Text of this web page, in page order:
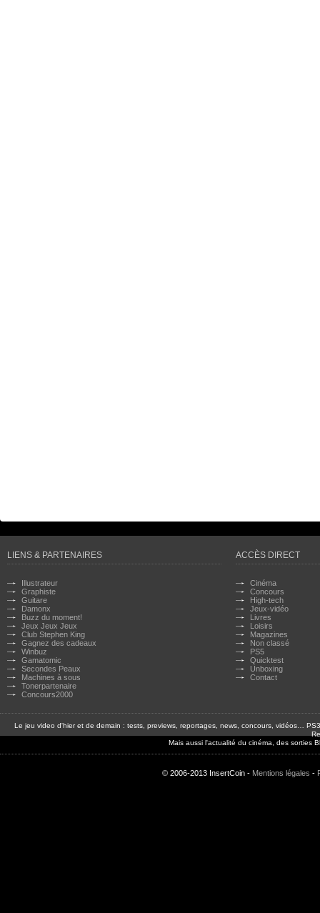
LIENS & PARTENAIRES
Illustrateur
Graphiste
Guitare
Damonx
Buzz du moment!
Jeux Jeux Jeux
Club Stephen King
Gagnez des cadeaux
Winbuz
Gamatomic
Secondes Peaux
Machines à sous
Tonerpartenaire
Concours2000
ACCÈS DIRECT
Cinéma
Concours
High-tech
Jeux-vidéo
Livres
Loisirs
Magazines
Non classé
PS5
Quicktest
Unboxing
Contact
Le jeu video d'hier et de demain : tests, previews, reportages, news, concours, vidéos…
Mais aussi l'actualité du cinéma, des sorties
© 2006-2013 InsertCoin - Mentions légales -